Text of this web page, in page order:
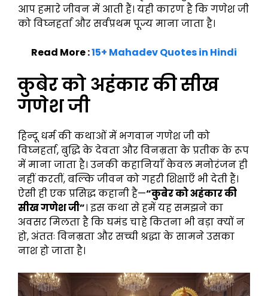
आप हमारे जीवन में आती हैं। यही कारण है कि गणेश जी
को विघ्नहर्ता और सर्वप्रथम पूज्य माना जाता है।
Read More :15+ Mahadev Quotes in Hindi
कुबेर को अहंकार की सीख
गणेश जी
हिन्दू धर्म की कथाओं में भगवान गणेश जी को
विघ्नहर्ता, बुद्धि के देवता और विनम्रता के प्रतीक के रूप
में माना जाता है। उनकी कहानियाँ केवल मनोरंजन ही
नहीं करतीं, बल्कि जीवन को गहरी शिक्षाएँ भी देती हैं।
ऐसी ही एक प्रसिद्ध कहानी है—“कुबेर को अहंकार की
सीख गणेश जी”। इस कथा से हमें यह समझने का
अवसर मिलता है कि घमंड चाहे कितना भी बड़ा क्यों न
हो, अंततः विनम्रता और सच्ची श्रद्धा के सामने उसका
नाश हो जाता है।